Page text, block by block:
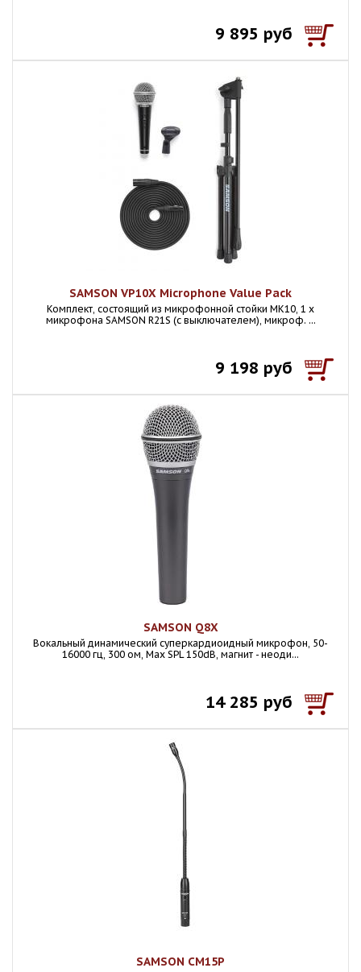
9 895 руб
SAMSON VP10X Microphone Value Pack
Комплект, состоящий из микрофонной стойки MK10, 1 х
микрофона SAMSON R21S (с выключателем), микроф. ...
9 198 руб
SAMSON Q8X
Вокальный динамический суперкардиоидный микрофон, 50-
16000 гц, 300 ом, Max SPL 150dB, магнит - неоди...
14 285 руб
SAMSON CM15P